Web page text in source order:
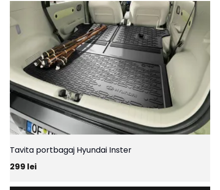
Tavita portbagaj Hyundai Inster
299 lei